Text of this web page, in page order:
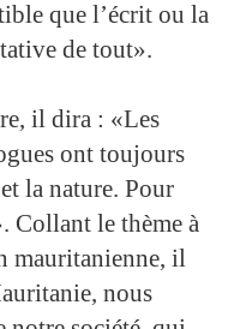
que l’écrit ou la
de tout».
il dira : «Les
ont toujours
la nature. Pour
Collant le thème à
mauritanienne, il
nous